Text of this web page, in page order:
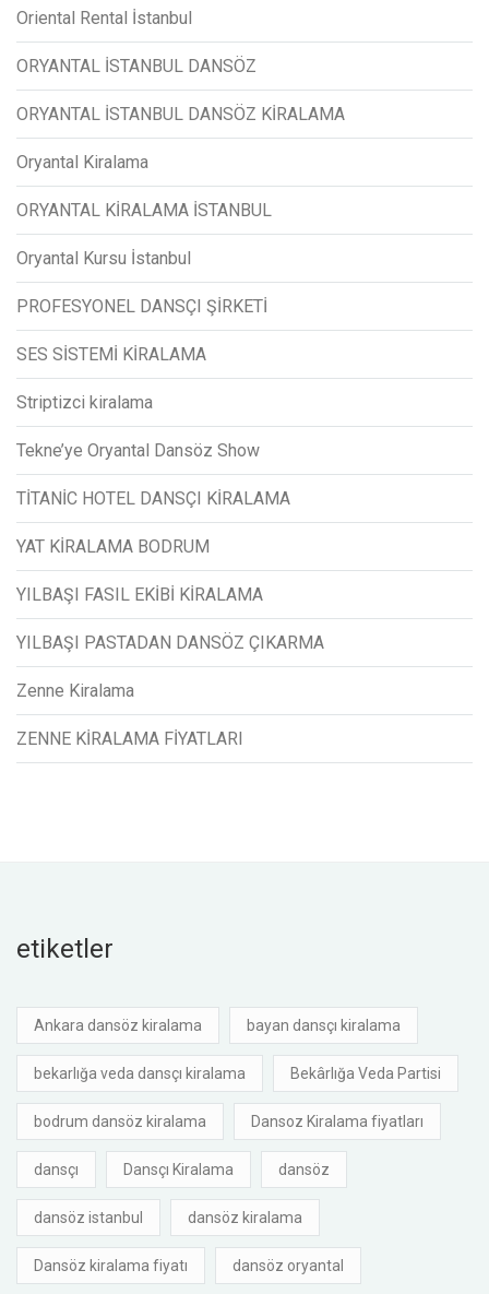
Oriental Rental İstanbul
ORYANTAL İSTANBUL DANSÖZ
ORYANTAL İSTANBUL DANSÖZ KİRALAMA
Oryantal Kiralama
ORYANTAL KİRALAMA İSTANBUL
Oryantal Kursu İstanbul
PROFESYONEL DANSÇI ŞİRKETİ
SES SİSTEMİ KİRALAMA
Striptizci kiralama
Tekne’ye Oryantal Dansöz Show
TİTANİC HOTEL DANSÇI KİRALAMA
YAT KİRALAMA BODRUM
YILBAŞI FASIL EKİBİ KİRALAMA
YILBAŞI PASTADAN DANSÖZ ÇIKARMA
Zenne Kiralama
ZENNE KİRALAMA FİYATLARI
etiketler
Ankara dansöz kiralama bayan dansçı kiralama
bekarlığa veda dansçı kiralama Bekârlığa Veda Partisi
bodrum dansöz kiralama Dansoz Kiralama fiyatları
dansçı Dansçı Kiralama dansöz
dansöz istanbul dansöz kiralama
Dansöz kiralama fiyatı dansöz oryantal